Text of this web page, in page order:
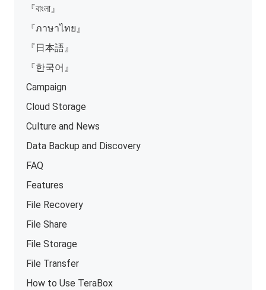
『বাংলা』
『ภาษาไทย』
『日本語』
『한국어』
Campaign
Cloud Storage
Culture and News
Data Backup and Discovery
FAQ
Features
File Recovery
File Share
File Storage
File Transfer
How to Use TeraBox